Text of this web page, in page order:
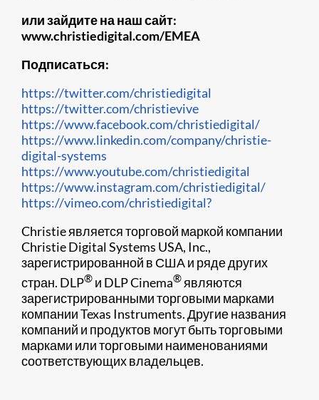
или зайдите на наш сайт:
www.christiedigital.com/EMEA
Подписаться:
https://twitter.com/christiedigital
https://twitter.com/christievive
https://www.facebook.com/christiedigital/
https://www.linkedin.com/company/christie-
digital-systems
https://www.youtube.com/christiedigital
https://www.instagram.com/christiedigital/
https://vimeo.com/christiedigital?
Christie является торговой маркой компании
Christie Digital Systems USA, Inc.,
зарегистрированной в США и ряде других
стран. DLP® и DLP Cinema® являются
зарегистрированными торговыми марками
компании Texas Instruments. Другие названия
компаний и продуктов могут быть торговыми
марками или торговыми наименованиями
соответствующих владельцев.